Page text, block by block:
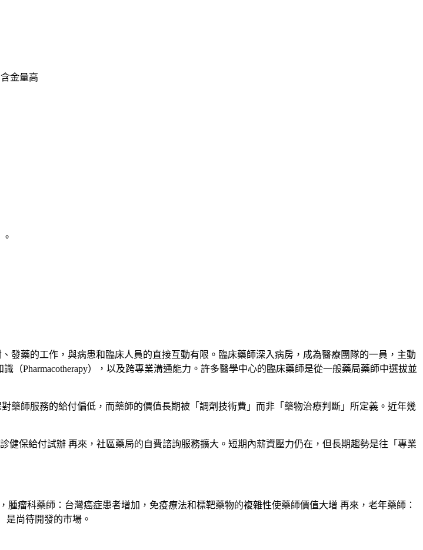
金量高
發藥的工作，與病患和臨床人員的直接互動有限。臨床藥師深入病房，成為醫療團隊的一員，主動
Pharmacotherapy），以及跨專業溝通能力。許多醫學中心的臨床藥師是從一般藥局藥師中選拔並
藥師服務的給付偏低，而藥師的價值長期被「調劑技術費」而非「藥物治療判斷」所定義。近年幾
保給付試辦 再來，社區藥局的自費諮詢服務擴大。短期內薪資壓力仍在，但長期趨勢是往「專業
腫瘤科藥師 ：台灣癌症患者增加，免疫療法和標靶藥物的複雜性使藥師價值大增 再來， 老年藥師 ：
是尚待開發的市場。